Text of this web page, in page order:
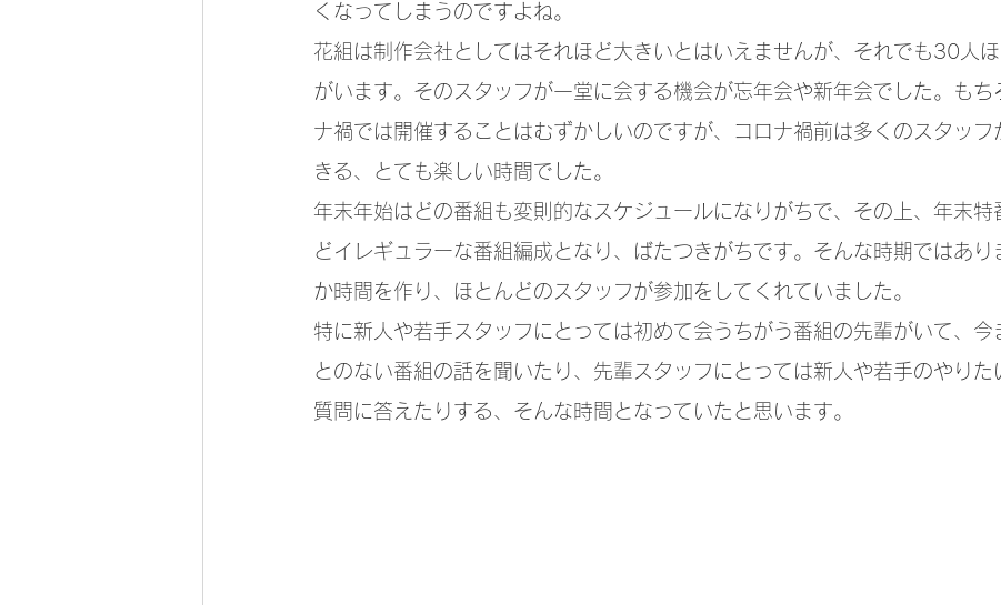
くなってしまうのですよね。
花組は制作会社としてはそれほど大きいとはいえませんが、それでも30人
がいます。そのスタッフが一堂に会する機会が忘年会や新年会でした。もち
ナ禍では開催することはむずかしいのですが、コロナ禍前は多くのスタッフ
きる、とても楽しい時間でした。
年末年始はどの番組も変則的なスケジュールになりがちで、その上、年末特
どイレギュラーな番組編成となり、ばたつきがちです。そんな時期ではあり
か時間を作り、ほとんどのスタッフが参加をしてくれていました。
特に新人や若手スタッフにとっては初めて会うちがう番組の先輩がいて、今
とのない番組の話を聞いたり、先輩スタッフにとっては新人や若手のやりた
質問に答えたりする、そんな時間となっていたと思います。